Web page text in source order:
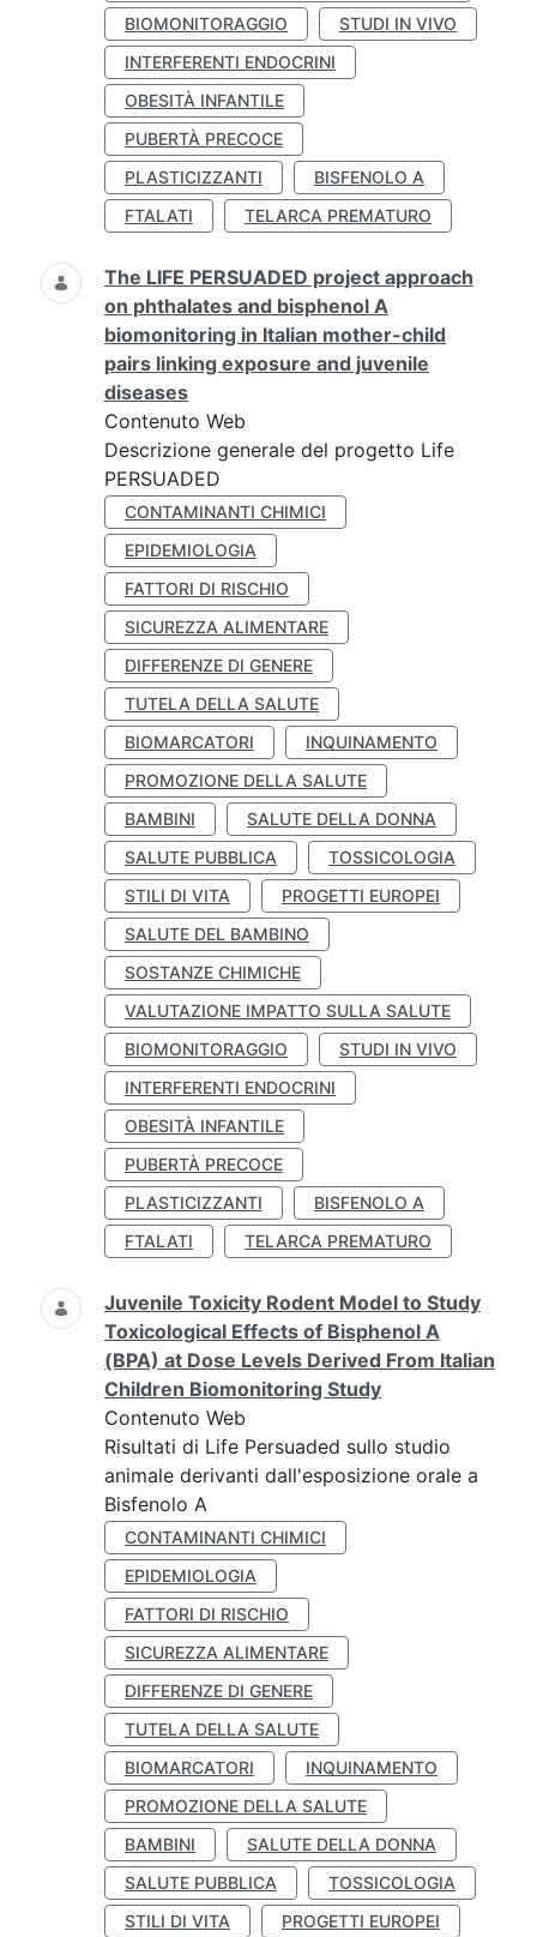
BIOMONITORAGGIO
STUDI IN VIVO
INTERFERENTI ENDOCRINI
OBESITÀ INFANTILE
PUBERTÀ PRECOCE
PLASTICIZZANTI
BISFENOLO A
FTALATI
TELARCA PREMATURO
The LIFE PERSUADED project approach
on phthalates and bisphenol A
biomonitoring in Italian mother-child
pairs linking exposure and juvenile
diseases
Contenuto Web
Descrizione generale del progetto Life
PERSUADED
CONTAMINANTI CHIMICI
EPIDEMIOLOGIA
FATTORI DI RISCHIO
SICUREZZA ALIMENTARE
DIFFERENZE DI GENERE
TUTELA DELLA SALUTE
BIOMARCATORI
INQUINAMENTO
PROMOZIONE DELLA SALUTE
BAMBINI
SALUTE DELLA DONNA
SALUTE PUBBLICA
TOSSICOLOGIA
STILI DI VITA
PROGETTI EUROPEI
SALUTE DEL BAMBINO
SOSTANZE CHIMICHE
VALUTAZIONE IMPATTO SULLA SALUTE
BIOMONITORAGGIO
STUDI IN VIVO
INTERFERENTI ENDOCRINI
OBESITÀ INFANTILE
PUBERTÀ PRECOCE
PLASTICIZZANTI
BISFENOLO A
FTALATI
TELARCA PREMATURO
Juvenile Toxicity Rodent Model to Study
Toxicological Effects of Bisphenol A
(BPA) at Dose Levels Derived From Italian
Children Biomonitoring Study
Contenuto Web
Risultati di Life Persuaded sullo studio
animale derivanti dall'esposizione orale a
Bisfenolo A
CONTAMINANTI CHIMICI
EPIDEMIOLOGIA
FATTORI DI RISCHIO
SICUREZZA ALIMENTARE
DIFFERENZE DI GENERE
TUTELA DELLA SALUTE
BIOMARCATORI
INQUINAMENTO
PROMOZIONE DELLA SALUTE
BAMBINI
SALUTE DELLA DONNA
SALUTE PUBBLICA
TOSSICOLOGIA
STILI DI VITA
PROGETTI EUROPEI